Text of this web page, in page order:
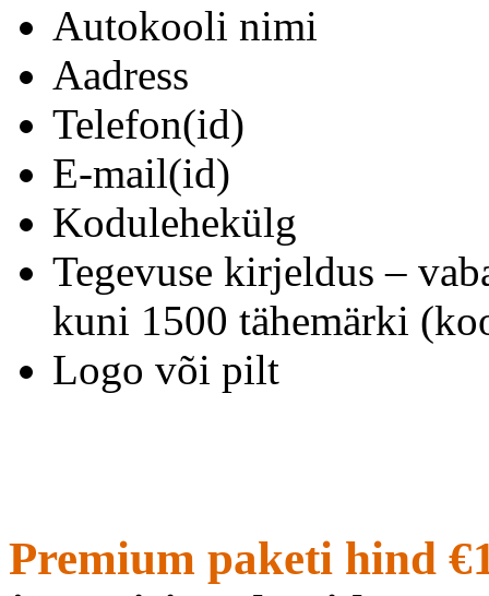
Autokooli nimi
Aadress
Telefon(id)
E-mail(id)
Kodulehekülg
Tegevuse kirjeldus –
kuni 1500 tähemärki
Logo või pilt
Premium paketi hind